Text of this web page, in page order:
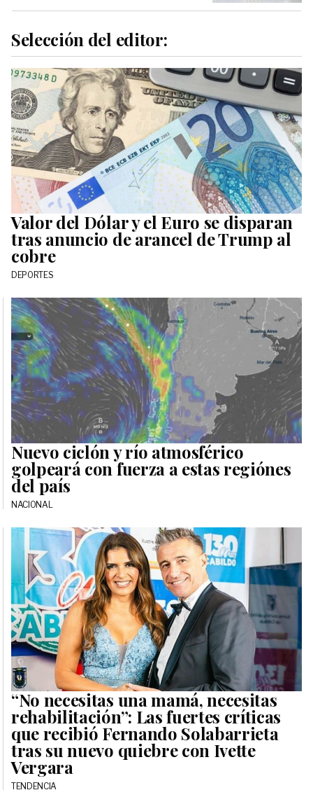
Selección del editor:
Valor del Dólar y el Euro se disparan
tras anuncio de arancel de Trump al
cobre
DEPORTES
Nuevo ciclón y río atmosférico
golpeará con fuerza a estas regiónes
del país
NACIONAL
“No necesitas una mamá, necesitas
rehabilitación”: Las fuertes críticas
que recibió Fernando Solabarrieta
tras su nuevo quiebre con Ivette
Vergara
TENDENCIA